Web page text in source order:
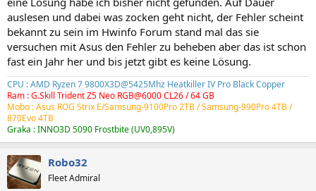
auslesen und dabei was zocken geht nicht, der Fehler scheint
bekannt zu sein im Hwinfo Forum stand mal das sie
versuchen mit Asus den Fehler zu beheben aber das ist schon
fast ein Jahr her und bis jetzt gibt es keine Lösung.
CPU : AMD Ryzen 7 9800X3D@5425Mhz Heatkiller IV Pro Black Copper
Ram : G.Skill Trident Z5 Neo RGB@6000 CL26 / 64 GB
Mobo : Asus ROG Strix E/Samsung-9100Pro 2TB /Samsung-990Pro 4TB/
870Evo 4TB
Graka : INNO3D 5090 Frostbite (UV0,895V)
Robo32
Fleet Admiral